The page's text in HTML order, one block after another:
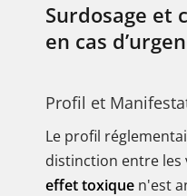
Surdosage et
en cas
Profil et
Le profil
distinction entre les
effet toxique n'est